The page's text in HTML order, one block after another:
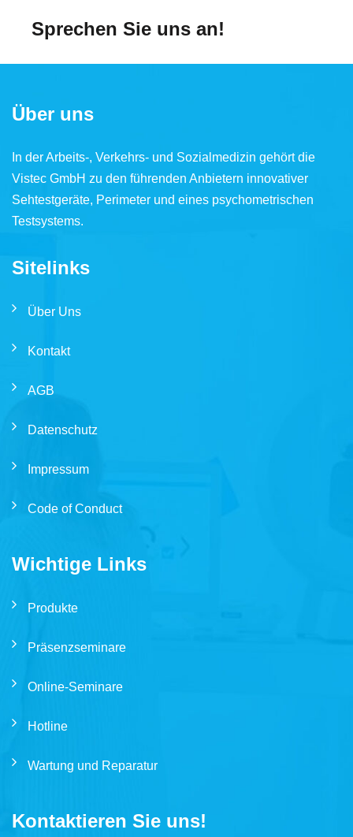
Sprechen Sie uns an!
Über uns
In der Arbeits-, Verkehrs- und Sozialmedizin gehört die
Vistec GmbH zu den führenden Anbietern innovativer
Sehtestgeräte, Perimeter und eines psychometrischen
Testsystems.
Sitelinks
Über Uns
Kontakt
AGB
Datenschutz
Impressum
Code of Conduct
Wichtige Links
Produkte
Präsenzseminare
Online-Seminare
Hotline
Wartung und Reparatur
Kontaktieren Sie uns!